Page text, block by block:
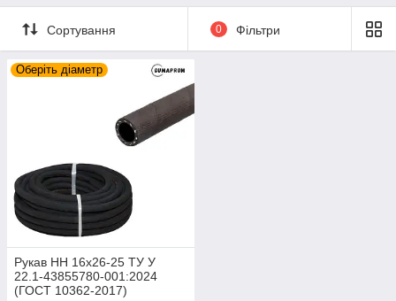
Сортування 0 Фільтри
Оберіть діаметр
Рукав НН 16х26-25 ТУ У
22.1-43855780-001:2024
(ГОСТ 10362-2017)